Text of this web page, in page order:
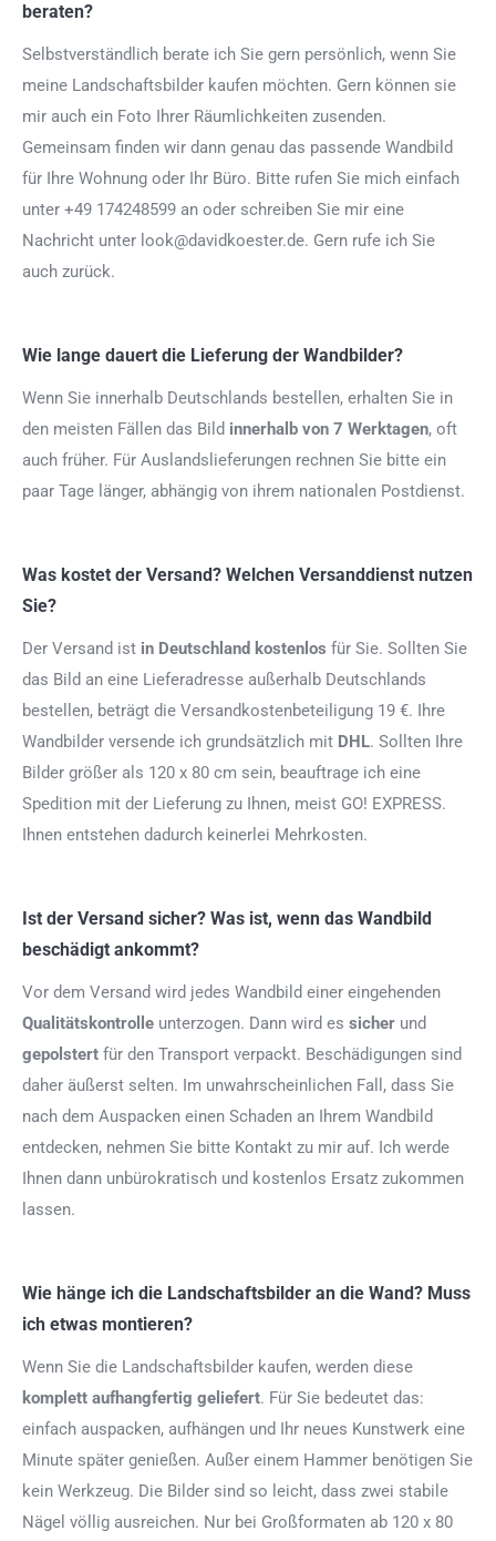
beraten?
Selbstverständlich berate ich Sie gern persönlich, wenn Sie
meine Landschaftsbilder kaufen möchten. Gern können sie
mir auch ein Foto Ihrer Räumlichkeiten zusenden.
Gemeinsam finden wir dann genau das passende Wandbild
für Ihre Wohnung oder Ihr Büro. Bitte rufen Sie mich einfach
unter +49 174248599 an oder schreiben Sie mir eine
Nachricht unter look@davidkoester.de. Gern rufe ich Sie
auch zurück.
Wie lange dauert die Lieferung der Wandbilder?
Wenn Sie innerhalb Deutschlands bestellen, erhalten Sie in
den meisten Fällen das Bild innerhalb von 7 Werktagen, oft
auch früher. Für Auslandslieferungen rechnen Sie bitte ein
paar Tage länger, abhängig von ihrem nationalen Postdienst.
Was kostet der Versand? Welchen Versanddienst nutzen
Sie?
Der Versand ist in Deutschland kostenlos für Sie. Sollten Sie
das Bild an eine Lieferadresse außerhalb Deutschlands
bestellen, beträgt die Versandkostenbeteiligung 19 €. Ihre
Wandbilder versende ich grundsätzlich mit DHL. Sollten Ihre
Bilder größer als 120 x 80 cm sein, beauftrage ich eine
Spedition mit der Lieferung zu Ihnen, meist GO! EXPRESS.
Ihnen entstehen dadurch keinerlei Mehrkosten.
Ist der Versand sicher? Was ist, wenn das Wandbild
beschädigt ankommt?
Vor dem Versand wird jedes Wandbild einer eingehenden
Qualitätskontrolle unterzogen. Dann wird es sicher und
gepolstert für den Transport verpackt. Beschädigungen sind
daher äußerst selten. Im unwahrscheinlichen Fall, dass Sie
nach dem Auspacken einen Schaden an Ihrem Wandbild
entdecken, nehmen Sie bitte Kontakt zu mir auf. Ich werde
Ihnen dann unbürokratisch und kostenlos Ersatz zukommen
lassen.
Wie hänge ich die Landschaftsbilder an die Wand? Muss
ich etwas montieren?
Wenn Sie die Landschaftsbilder kaufen, werden diese
komplett aufhangfertig geliefert. Für Sie bedeutet das:
einfach auspacken, aufhängen und Ihr neues Kunstwerk eine
Minute später genießen. Außer einem Hammer benötigen Sie
kein Werkzeug. Die Bilder sind so leicht, dass zwei stabile
Nägel völlig ausreichen. Nur bei Großformaten ab 120 x 80